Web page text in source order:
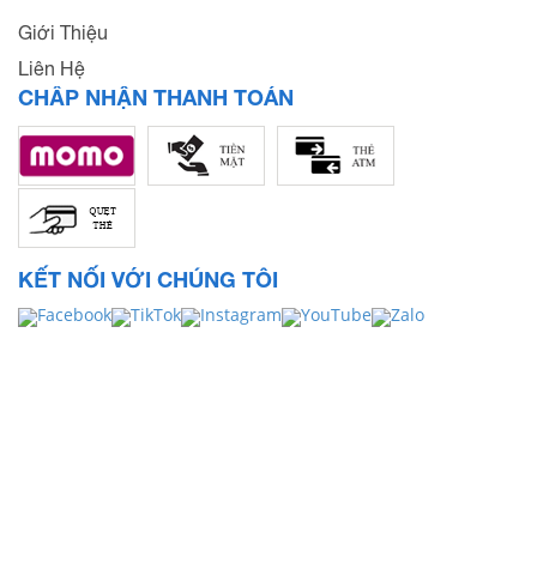
Giới Thiệu
Liên Hệ
CHẤP NHẬN THANH TOÁN
KẾT NỐI VỚI CHÚNG TÔI